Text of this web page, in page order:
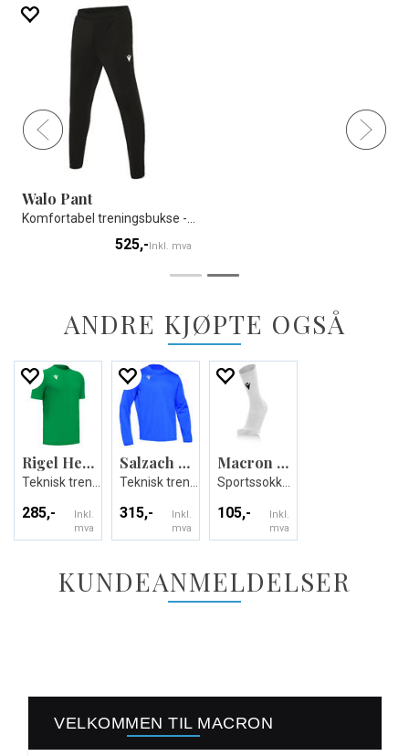
Walo Pant
525,-Inkl. mva
ANDRE KJØPTE OGSÅ
Rigel Hero Shirt SS
285,-
Inkl.
mva
Salzach Training Top
315,-
Inkl.
mva
Macron Fixed Sokker
Sportssokker i bomullsmiks - Unisex
105,-
Inkl.
mva
KUNDEANMELDELSER
VELKOMMEN TIL MACRON